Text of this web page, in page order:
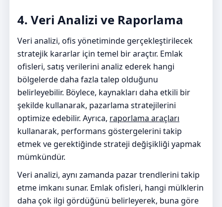
4. Veri Analizi ve Raporlama
Veri analizi, ofis yönetiminde gerçekleştirilecek
stratejik kararlar için temel bir araçtır. Emlak
ofisleri, satış verilerini analiz ederek hangi
bölgelerde daha fazla talep olduğunu
belirleyebilir. Böylece, kaynakları daha etkili bir
şekilde kullanarak, pazarlama stratejilerini
optimize edebilir. Ayrıca, raporlama araçları
kullanarak, performans göstergelerini takip
etmek ve gerektiğinde strateji değişikliği yapmak
mümkündür.
Veri analizi, aynı zamanda pazar trendlerini takip
etme imkanı sunar. Emlak ofisleri, hangi mülklerin
daha çok ilgi gördüğünü belirleyerek, buna göre